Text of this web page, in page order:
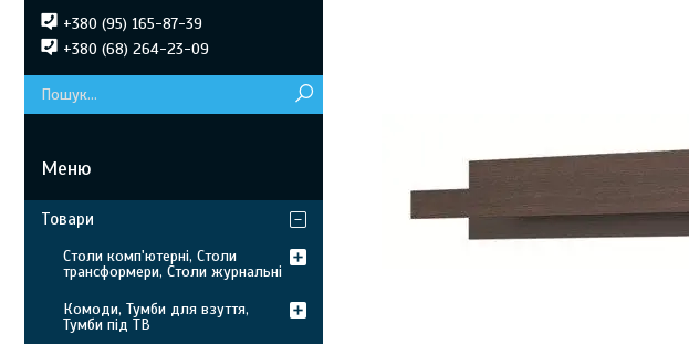
+380 (95) 165-87-39
+380 (68) 264-23-09
Товари
Столи комп'ютерні, Столи
трансформери, Столи журнальні
Комоди, Тумби для взуття,
Тумби під ТВ